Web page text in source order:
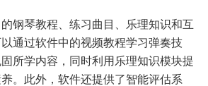
钢琴教程、练习曲目、乐理知识和互
通过软件中的视频教程学习弹奏技
所学内容，同时利用乐理知识模块提
。此外，软件还提供了智能评估系